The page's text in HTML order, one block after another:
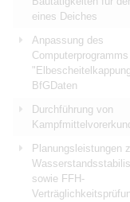
eines Deiches
Anpassung des
Computerprogramms
BfGDaten
Durchführung von
Planungsleistungen
sowie FFH-